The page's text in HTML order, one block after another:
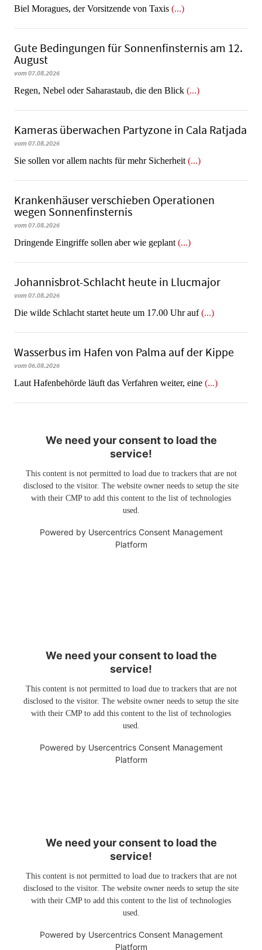
​​​​​​​Biel Moragues, der Vorsitzende von Taxis (...)
Gute Bedingungen für Sonnenfinsternis am 12.
August
vom 07.08.2026
Regen, Nebel oder Saharastaub, die den Blick (...)
Kameras überwachen Partyzone in Cala Ratjada
vom 07.08.2026
Sie sollen vor allem nachts für mehr Sicherheit (...)
Krankenhäuser verschieben Operationen
wegen Sonnenfinsternis
vom 07.08.2026
Dringende Eingriffe sollen aber wie geplant (...)
Johannisbrot-Schlacht heute in Llucmajor
vom 07.08.2026
Die wilde Schlacht startet heute um 17.00 Uhr auf(...)
Wasserbus im Hafen von Palma auf der Kippe
vom 06.08.2026
Laut Hafenbehörde läuft das Verfahren weiter, eine (...)
We need your consent to load the
service!
This content is not permitted to load due to trackers that are not
disclosed to the visitor. The website owner needs to setup the site
with their CMP to add this content to the list of technologies
used.
Powered by Usercentrics Consent Management
Platform
We need your consent to load the
service!
This content is not permitted to load due to trackers that are not
disclosed to the visitor. The website owner needs to setup the site
with their CMP to add this content to the list of technologies
used.
Powered by Usercentrics Consent Management
Platform
We need your consent to load the
service!
This content is not permitted to load due to trackers that are not
disclosed to the visitor. The website owner needs to setup the site
with their CMP to add this content to the list of technologies
used.
Powered by Usercentrics Consent Management
Platform